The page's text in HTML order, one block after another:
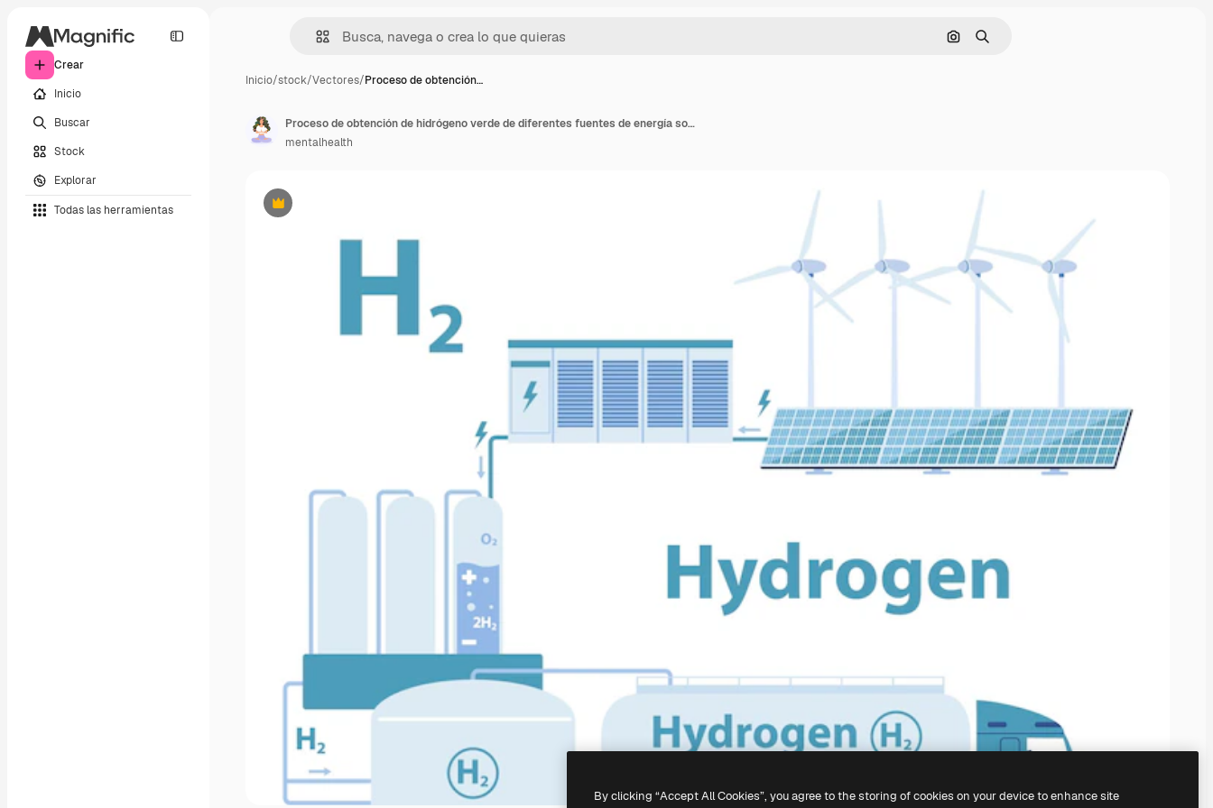
Crear
Inicio
Buscar
Stock
Explorar
Todas las herramientas
Buscar por imagen
Buscar
Inicio/stock/Vectores/Proceso de obtención…
Premium
Proceso de obtención de hidrógeno verde de diferentes fuentes de energía sobre fondo blanco
mentalhealth
By clicking “Accept All Cookies”, you agree to the storing of cookies on your device to enhance site